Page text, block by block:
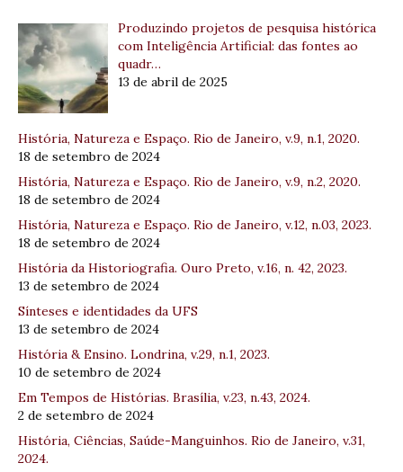
Produzindo projetos de pesquisa histórica
com Inteligência Artificial: das fontes ao
quadr…
13 de abril de 2025
História, Natureza e Espaço. Rio de Janeiro, v.9, n.1, 2020.
18 de setembro de 2024
História, Natureza e Espaço. Rio de Janeiro, v.9, n.2, 2020.
18 de setembro de 2024
História, Natureza e Espaço. Rio de Janeiro, v.12, n.03, 2023.
18 de setembro de 2024
História da Historiografia. Ouro Preto, v.16, n. 42, 2023.
13 de setembro de 2024
Sínteses e identidades da UFS
13 de setembro de 2024
História & Ensino. Londrina, v.29, n.1, 2023.
10 de setembro de 2024
Em Tempos de Histórias. Brasília, v.23, n.43, 2024.
2 de setembro de 2024
História, Ciências, Saúde-Manguinhos. Rio de Janeiro, v.31,
2024.